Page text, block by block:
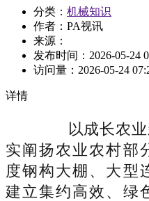
分类： 机械知识
作者：PA视讯
来源：
发布时间： 2026-05-24
访问量： 2026-05-24
详情
以成长农业
实阐扬农业农村部
度钢构大棚、大型
建立集约高效、绿